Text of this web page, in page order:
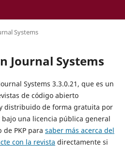
Systems
Journal Systems
Systems 3.3.0.21, que es un
de código abierto
distribuido de forma gratuita por
una licencia pública general
de PKP para saber más acerca del
con la revista directamente si